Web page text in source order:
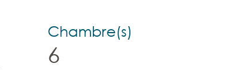
Chambre(s)
6